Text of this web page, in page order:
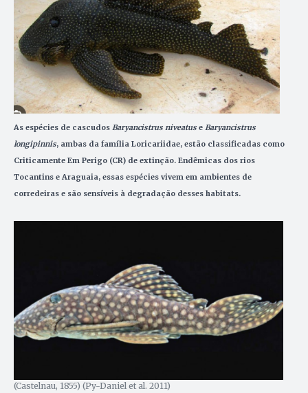
As espécies de cascudos Baryancistrus niveatus e Baryancistrus
longipinnis, ambas da família Loricariidae, estão classificadas como
Criticamente Em Perigo (CR) de extinção. Endêmicas dos rios
Tocantins e Araguaia, essas espécies vivem em ambientes de
corredeiras e são sensíveis à degradação desses habitats.
(Castelnau, 1855) (Py-Daniel et al. 2011)